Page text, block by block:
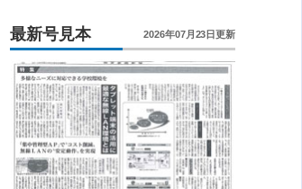
最新号見本 2026年07月23日更新